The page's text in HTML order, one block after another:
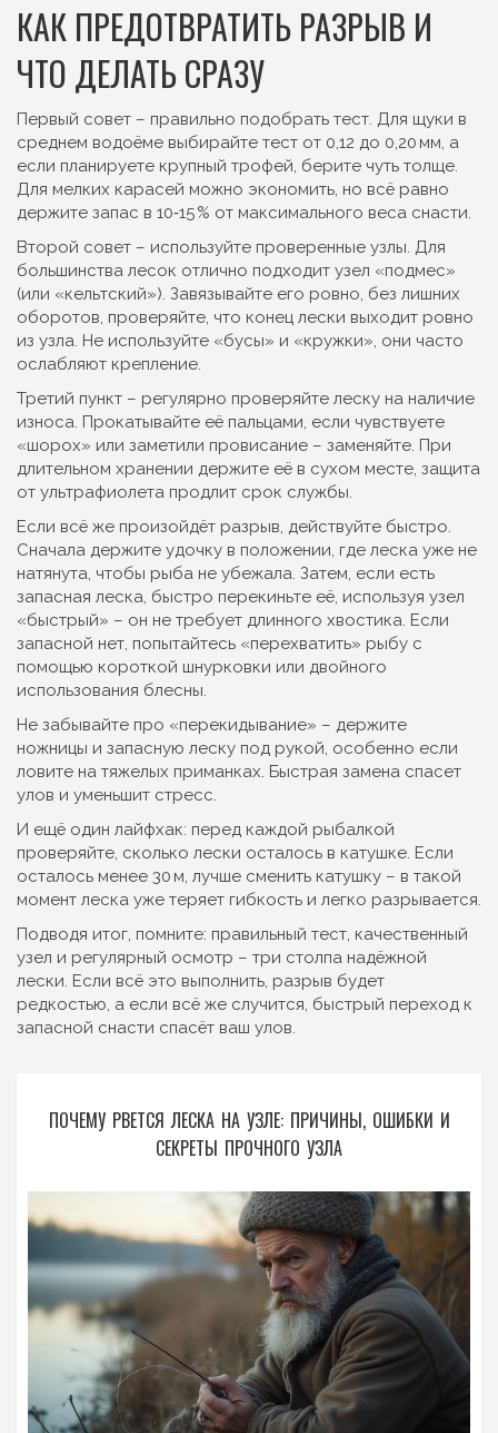
КАК ПРЕДОТВРАТИТЬ РАЗРЫВ И
ЧТО ДЕЛАТЬ СРАЗУ
Первый совет – правильно подобрать тест. Для щуки в
среднем водоёме выбирайте тест от 0,12 до 0,20 мм, а
если планируете крупный трофей, берите чуть толще.
Для мелких карасей можно экономить, но всё равно
держите запас в 10‑15 % от максимального веса снасти.
Второй совет – используйте проверенные узлы. Для
большинства лесок отлично подходит узел «подмес»
(или «кельтский»). Завязывайте его ровно, без лишних
оборотов, проверяйте, что конец лески выходит ровно
из узла. Не используйте «бусы» и «кружки», они часто
ослабляют крепление.
Третий пункт – регулярно проверяйте леску на наличие
износа. Прокатывайте её пальцами, если чувствуете
«шорох» или заметили провисание – заменяйте. При
длительном хранении держите её в сухом месте, защита
от ультрафиолета продлит срок службы.
Если всё же произойдёт разрыв, действуйте быстро.
Сначала держите удочку в положении, где леска уже не
натянута, чтобы рыба не убежала. Затем, если есть
запасная леска, быстро перекиньте её, используя узел
«быстрый» – он не требует длинного хвостика. Если
запасной нет, попытайтесь «перехватить» рыбу с
помощью короткой шнурковки или двойного
использования блесны.
Не забывайте про «перекидывание» – держите
ножницы и запасную леску под рукой, особенно если
ловите на тяжелых приманках. Быстрая замена спасет
улов и уменьшит стресс.
И ещё один лайфхак: перед каждой рыбалкой
проверяйте, сколько лески осталось в катушке. Если
осталось менее 30 м, лучше сменить катушку – в такой
момент леска уже теряет гибкость и легко разрывается.
Подводя итог, помните: правильный тест, качественный
узел и регулярный осмотр – три столпа надёжной
лески. Если всё это выполнить, разрыв будет
редкостью, а если всё же случится, быстрый переход к
запасной снасти спасёт ваш улов.
ПОЧЕМУ РВЕТСЯ ЛЕСКА НА УЗЛЕ: ПРИЧИНЫ, ОШИБКИ И
СЕКРЕТЫ ПРОЧНОГО УЗЛА